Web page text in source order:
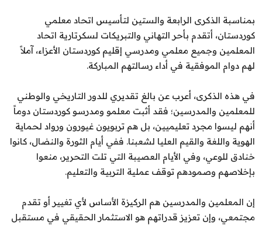
Arabic
بمناسبة الذكرى الرابعة والستين لتأسيس اتحاد معلمي
كوردستان، أتقدم بأحر التهاني والتبريكات لسكرتارية اتحاد
المعلمين وجميع معلمي ومدرسي إقليم كوردستان الأعزاء، آملاً
لهم دوام الموفقية في أداء رسالتهم المباركة.
في هذه الذكرى، أعرب عن بالغ تقديري للدور التاريخي والوطني
للمعلمين والمدرسين؛ فقد أثبت معلمو ومدرسو كوردستان دوماً
أنهم ليسوا مجرد تعليميين، بل هم تربويون غيورون ورواد لحماية
الهوية واللغة والقيم العليا لشعبنا. ففي أيام الثورة والنضال، كانوا
خنادق للوعي، وفي الأيام العصيبة التي تلت التحرير، منعوا
بإخلاصهم وصمودهم توقف عملية التربية والتعليم.
إن المعلمين والمدرسين هم الركيزة الأساس لأي تغيير أو تقدم
مجتمعي، وإن تعزيز قدراتهم هو الاستثمار الحقيقي في مستقبل